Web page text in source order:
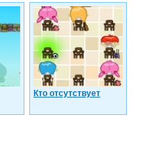
Кто отсутствует